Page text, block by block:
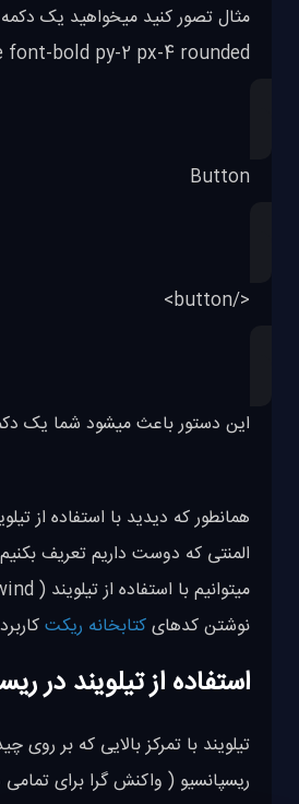
bold py-2 px-4 rounded">
Button
</button>
این دستور باعث میشود شما یک
نوشتن کدهایکتابخانه ریکت
استفاده از تیلویند در
ریسپانسیو ( واکنش گرا برای